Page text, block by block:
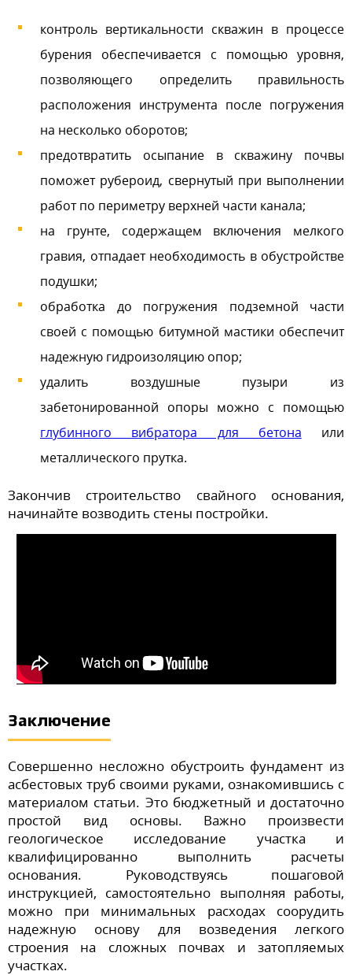
контроль вертикальности скважин в процессе
бурения обеспечивается с помощью уровня,
позволяющего определить правильность
расположения инструмента после погружения
на несколько оборотов;
предотвратить осыпание в скважину почвы
поможет рубероид, свернутый при выполнении
работ по периметру верхней части канала;
на грунте, содержащем включения мелкого
гравия, отпадает необходимость в обустройстве
подушки;
обработка до погружения подземной части
своей с помощью битумной мастики обеспечит
надежную гидроизоляцию опор;
удалить воздушные пузыри из
забетонированной опоры можно с помощью
глубинного вибратора для бетона или
металлического прутка.
Закончив строительство свайного основания,
начинайте возводить стены постройки.
Заключение
Совершенно несложно обустроить фундамент из
асбестовых труб своими руками, ознакомившись с
материалом статьи. Это бюджетный и достаточно
простой вид основы. Важно произвести
геологическое исследование участка и
квалифицированно выполнить расчеты
основания. Руководствуясь пошаговой
инструкцией, самостоятельно выполняя работы,
можно при минимальных расходах соорудить
надежную основу для возведения легкого
строения на сложных почвах и затопляемых
участках.